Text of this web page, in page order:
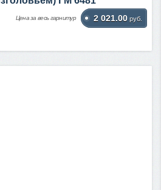
Цена за весь гарнитур 2 021.00 руб.